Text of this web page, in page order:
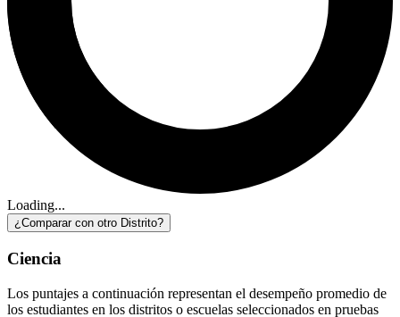
Loading...
¿Comparar con otro Distrito?
Ciencia
Los puntajes a continuación representan el desempeño promedio de
los estudiantes en los distritos o escuelas seleccionados en pruebas